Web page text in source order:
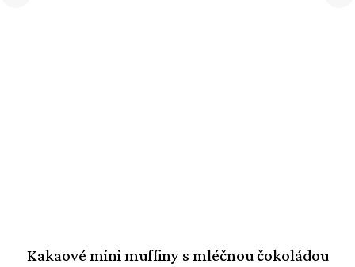
Kakaové mini muffiny s mléčnou čokoládou